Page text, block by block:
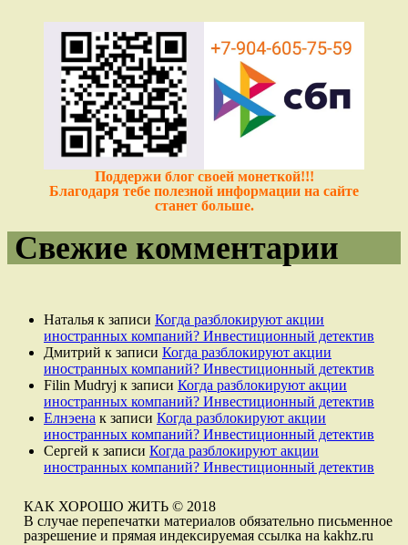
Поддержи блог своей монеткой!!!
Благодаря тебе полезной информации на сайте
станет больше.
Свежие комментарии
Наталья к записи Когда разблокируют акции
иностранных компаний? Инвестиционный детектив
Дмитрий к записи Когда разблокируют акции
иностранных компаний? Инвестиционный детектив
Filin Mudryj к записи Когда разблокируют акции
иностранных компаний? Инвестиционный детектив
Елнэена к записи Когда разблокируют акции
иностранных компаний? Инвестиционный детектив
Сергей к записи Когда разблокируют акции
иностранных компаний? Инвестиционный детектив
КАК ХОРОШО ЖИТЬ © 2018
В случае перепечатки материалов обязательно письменное
разрешение и прямая индексируемая ссылка на kakhz.ru